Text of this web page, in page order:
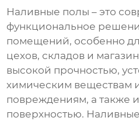
Наливные полы – это
функциональное
помещений, особенно
цехов, складов и
высокой прочностью,
химическим веществам
повреждениям, а также
поверхностью.